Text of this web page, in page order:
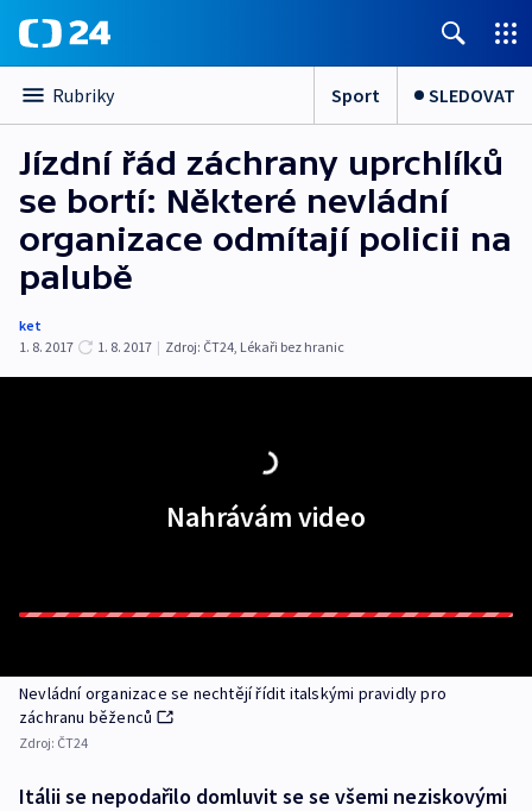
Rubriky Sport SLEDOVAT
Jízdní řád záchrany uprchlíků
se bortí: Některé nevládní
organizace odmítají policii na
palubě
ket
1. 8. 2017
1. 8. 2017 | Zdroj: ČT24, Lékaři bez hranic
Nahrávám video
Nevládní organizace se nechtějí řídit italskými pravidly pro
záchranu běženců
Zdroj: ČT24
Itálii se nepodařilo domluvit se se všemi neziskovými